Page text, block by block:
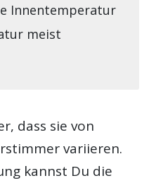
Innentemperatur
meist
dass sie von
variieren.
kannst Du die